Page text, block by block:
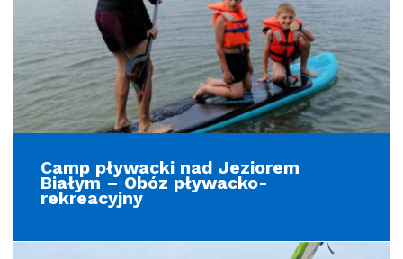
Camp pływacki nad Jeziorem
Białym – Obóz pływacko-
rekreacyjny